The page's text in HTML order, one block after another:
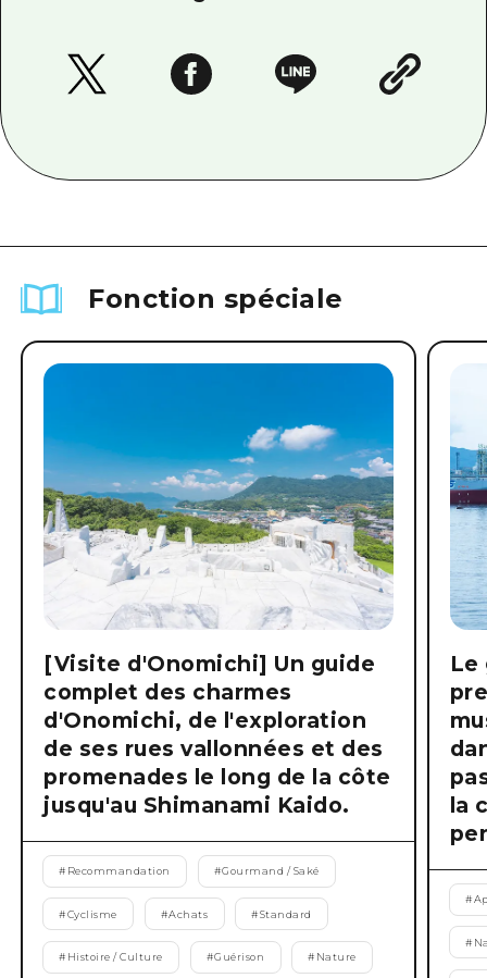
Fonction spéciale
[Visite d'Onomichi] Un guide
complet des charmes
d'Onomichi, de l'exploration
de ses rues vallonnées et des
promenades le long de la côte
jusqu'au Shimanami Kaido.
# Recommandation #Gourmand / Saké
#Cyclisme #Achats #Standard
# Histoire / Culture #Guérison # Nature
Le
la
#
#